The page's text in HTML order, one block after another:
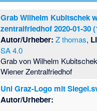
Grab Wilhelm Kubitschek
zentralfriedhof 2020-01-30
Autor/Urheber: Z thomas,
SA 4.0
Grab von Wilhelm
Wiener Zentralfriedhof
Uni Graz-Logo mit
Autor/Urheber: